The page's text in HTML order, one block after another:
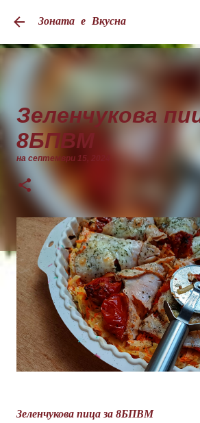
Пропускане към основното
Зоната е Вкусна
Зеленчукова
8БПВМ
на септември 15, 2024
Зеленчукова пица за 8БПВМ